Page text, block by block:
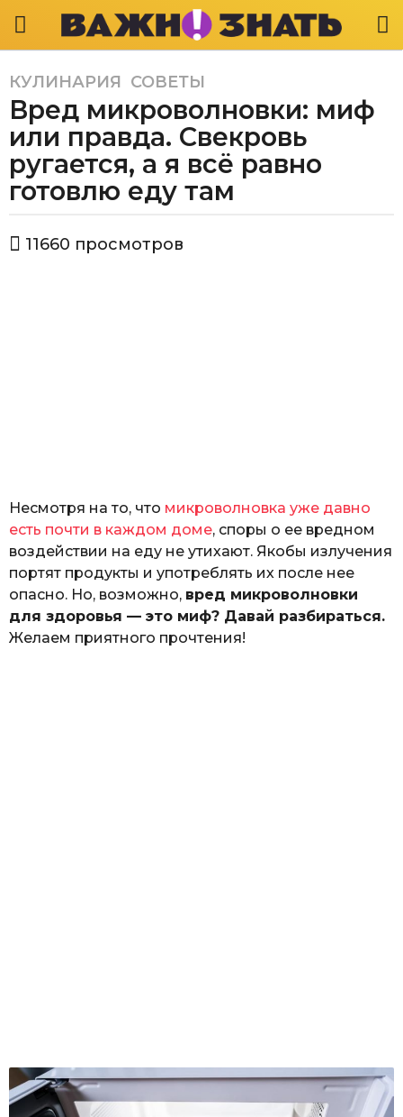
5
л
т
a
g
4
г
КУЛИНАРИЯ ,СОВЕТЫ
Вред микроволновки: миф
или правда. Свекровь
ругается, а я всё равно
готовлю еду там
в
11660 просмотров
Несмотря на то, что микроволновка уже давно
есть почти в каждом доме, споры о ее вредном
воздействии на еду не утихают. Якобы излучения
портят продукты и употреблять их после нее
опасно. Но, возможно, вред микроволновки
для здоровья — это миф? Давай разбираться.
Желаем приятного прочтения!